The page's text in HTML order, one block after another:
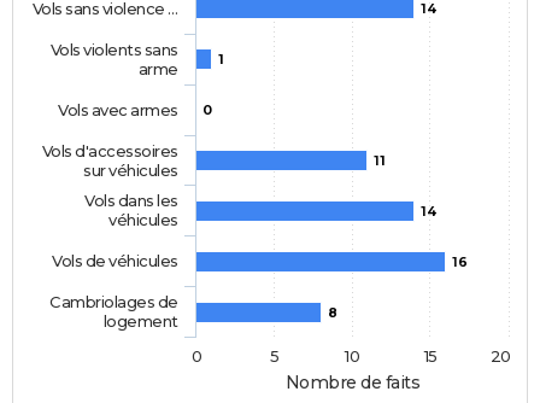
Nombre de faits
14
1
0
11
14
16
8
Vols sans violence …
Vols violents sans
arme
Vols avec armes
Vols d'accessoires
sur véhicules
Vols dans les
véhicules
Vols de véhicules
Cambriolages de
logement
0
5 10 15 20